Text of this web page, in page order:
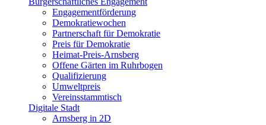
Engagementförderung
Demokratiewochen
Partnerschaft für Demokratie
Preis für Demokratie
Heimat-Preis-Arnsberg
Offene Gärten im Ruhrbogen
Qualifizierung
Umweltpreis
Vereinsstammtisch
Digitale Stadt
Arnsberg in 2D